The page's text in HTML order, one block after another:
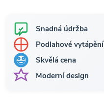
Snadná údržba
Podlahové
Skvělá cena
Moderní design